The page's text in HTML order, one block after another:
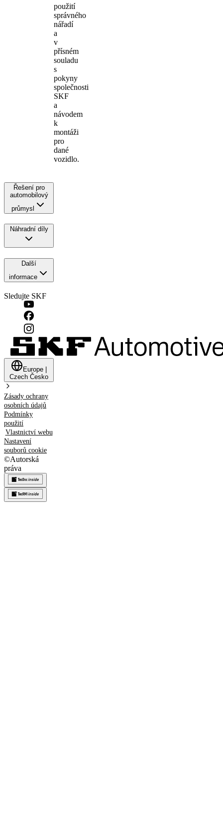
použití
správného
nářadí
a
v
přísném
souladu
s
pokyny
společnosti
SKF
a
návodem
k
montáži
pro
dané
vozidlo.
Řešení pro
automobilový
průmysl
Náhradní díly
Další
informace
Sledujte SKF
Europe
Czech Česko
Zásady ochrany
osobních údajů
Podmínky
použití
Vlastnictví webu
Nastavení
souborů cookie
©Autorská
práva